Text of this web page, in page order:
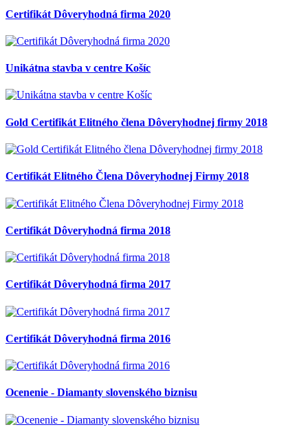
Certifikát Dôveryhodná firma 2020
Unikátna stavba v centre Košíc
Gold Certifikát Elitného člena Dôveryhodnej firmy 2018
Certifikát Elitného Člena Dôveryhodnej Firmy 2018
Certifikát Dôveryhodná firma 2018
Certifikát Dôveryhodná firma 2017
Certifikát Dôveryhodná firma 2016
Ocenenie - Diamanty slovenského biznisu